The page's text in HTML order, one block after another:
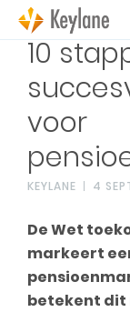
10
voor
KEYLANE 4
De Wet
markeert
betekent dit